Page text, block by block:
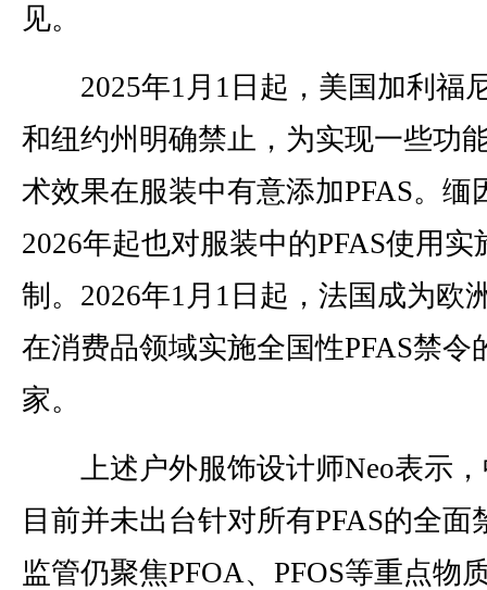
见。
2025年1月1日起，美国加利福
和纽约州明确禁止，为实现一些功
术效果在服装中有意添加PFAS。缅
2026年起也对服装中的PFAS使用实
制。2026年1月1日起，法国成为欧
在消费品领域实施全国性PFAS禁令
家。
上述户外服饰设计师Neo表示，
目前并未出台针对所有PFAS的全面
监管仍聚焦PFOA、PFOS等重点物